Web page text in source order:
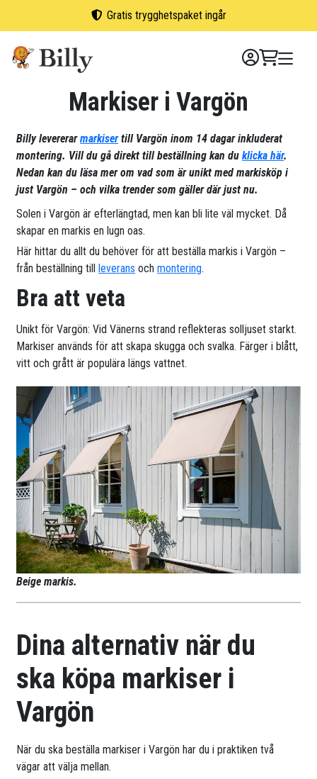
Gratis trygghetspaket ingår
Markiser i Vargön
Billy levererarmarkisertill Vargön inom 14 dagar inkluderat
montering. Vill du gå direkt till beställning kan duklicka här.
Nedan kan du läsa mer om vad som är unikt med markisköp i
just Vargön – och vilka trender som gäller där just nu.
Solen i Vargön är efterlängtad, men kan bli lite väl mycket. Då
skapar en markis en lugn oas.
Här hittar du allt du behöver för att beställa markis i Vargön –
från beställning tillleverans ochmontering.
Bra att veta
Unikt för Vargön: Vid Vänerns strand reflekteras solljuset starkt.
Markiser används för att skapa skugga och svalka. Färger i blått,
vitt och grått är populära längs vattnet.
Beige markis.
Dina alternativ när du
ska köpa markiser i
Vargön
När du ska beställa markiser i Vargön har du i praktiken två
vägar att välja mellan.